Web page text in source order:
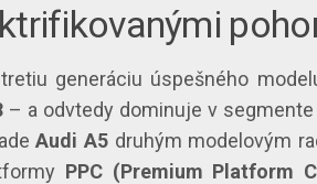
generáciu úspešného
– a odvtedy dominuje v
Audi A5 druhým modelovým
PPC (Premium Platform